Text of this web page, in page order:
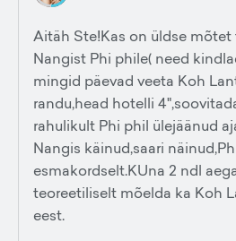
Aitäh Ste!Kas on üldse
Nangist Phi phile( need
mingid päevad veeta Koh
randu,head hotelli
rahulikult Phi phil ülejäänud
Nangis käinud,saari
esmakordselt.KUna 2 ndl
teoreetiliselt mõelda ka Koh
eest.